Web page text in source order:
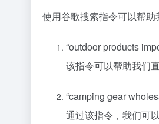
使用谷歌搜索指令可以帮
“outdoor products
该指令可以帮助我们
“camping gear
通过该指令，我们可